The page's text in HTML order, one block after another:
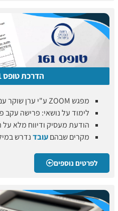
הדרכת טופס 161 החדש
מפגש ZOOM ע"י ערן שוקר עם מענה על שאלות.
לימוד על נושאי: פרישה עקב
הודעת מעסיק ודיווח מלא
מקרים שבהםעובדנדרש
לפרטים נוספים